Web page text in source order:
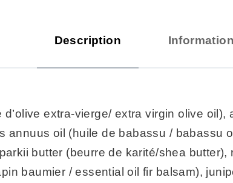
Description
extra-vierge/ extra virgin olive
annuus oil (huile de babassu / babassu
butter (beurre de karité/shea
baumier / essential oil fir balsam),